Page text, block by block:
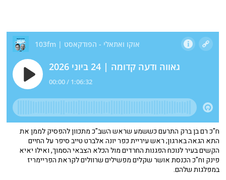
ח"כ רם בן ברק התרעם כששמע שראש השב"כ מתכוון להפסיק לממן את
התא הגאה בארגון; ראש עיריית כפר יונה אלברט טייב סיפר על החיים
הקשים בעיר לנוכח הפגנות החרדים מול הכלא הצבאי הסמוך, ואילו יאיא
פינק וח"כ הכנסת אושר שקלים מפשילים שרוולים לקראת הפריימריז
במפלגות שלהם.